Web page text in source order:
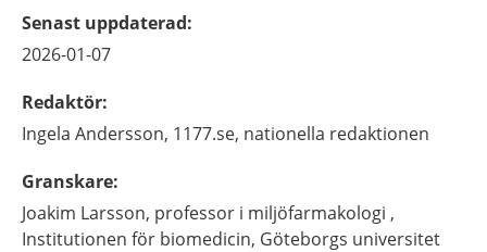
Senast uppdaterad:
2026-01-07
Redaktör:
Ingela Andersson, 1177.se, nationella redaktionen
Granskare:
Joakim Larsson, professor i miljöfarmakologi ,
Institutionen för biomedicin, Göteborgs universitet